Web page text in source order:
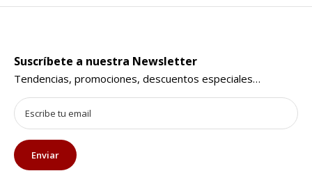
Suscríbete a nuestra Newsletter
Tendencias, promociones, descuentos especiales…